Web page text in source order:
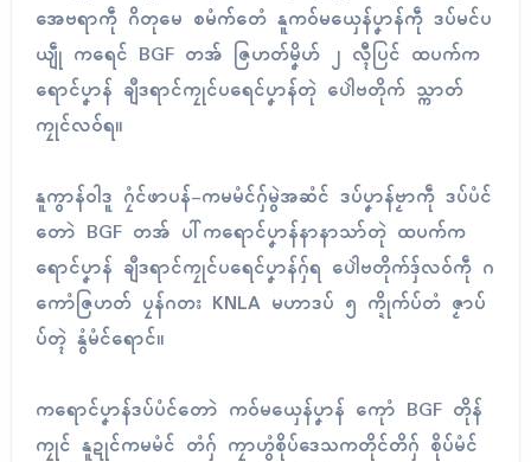
အေဗရာကဵု ဂိတုမေ စမံက်တေံ နူကဝ်မယှေန်ပၞာန်ကဵု ဒပ်မၚ်ပ
ယျဵု ကရေၚ် BGF တအ် ဇြဟတ်မၞိဟ် ၂ လ္ၚီပြၚ် ထပက်က
ရောၚ်ပၞာန် ချဳဒရာၚ်ကၠုၚ်ပရေၚ်ပၞာန်တုဲ ပေါဲဗတိုက် သ္ကာတ်
ကၠုၚ်လဝ်ရ။
နူကွာန်ဝါဒူ ဂၠံၚ်ဖာပန်-ကမမံၚ်ဂှ်မွဲအဆံၚ် ဒပ်ပၞာန်ဗၟာကဵု ဒပ်ပံၚ်
တောဲ BGF တအ် ပါ်ကရောၚ်ပၞာန်နာနာသာ်တုဲ ထပက်က
ရောၚ်ပၞာန် ချဳဒရာၚ်ကၠုၚ်ပရေၚ်ပၞာန်ဂှ်ရ ပေါဲဗတိုက်ဒှ်လဝ်ကဵု ဂ
ကောံဇြဟတ် ပၠန်ဂတး KNLA မဟာဒပ် ၅ က္ဍိုက်ပ်တံ ဇၟာပ်
ပ်တ္ၚဲ နွံမံၚ်ရောၚ်။
ကရောၚ်ပၞာန်ဒပ်ပံၚ်တောဲ ကဝ်မယှေန်ပၞာန် ကေုာံ BGF တိုန်
ကၠုၚ် နူဍုၚ်ကမမံၚ် တံဂှ် ကၠာဟွံစိုပ်ဒေသကတိုင်တိဂှ် စိုပ်မံၚ်